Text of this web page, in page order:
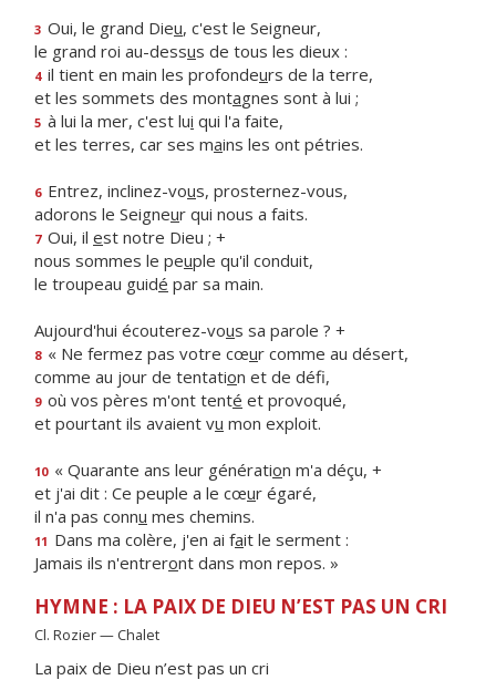
3 Oui, le grand Dieu, c'est le Seigneur,
le grand roi au-dessus de tous les dieux :
4 il tient en main les profondeurs de la terre,
et les sommets des montagnes sont à lui ;
5 à lui la mer, c'est lui qui l'a faite,
et les terres, car ses mains les ont pétries.
6 Entrez, inclinez-vous, prosternez-vous,
adorons le Seigneur qui nous a faits.
7 Oui, il est notre Dieu ; +
nous sommes le peuple qu'il conduit,
le troupeau guidé par sa main.
Aujourd'hui écouterez-vous sa parole ? +
8 « Ne fermez pas votre cœur comme au désert,
comme au jour de tentation et de défi,
9 où vos pères m'ont tenté et provoqué,
et pourtant ils avaient vu mon exploit.
10 « Quarante ans leur génération m'a déçu, +
et j'ai dit : Ce peuple a le cœur égaré,
il n'a pas connu mes chemins.
11 Dans ma colère, j'en ai fait le serment :
Jamais ils n'entreront dans mon repos. »
HYMNE : LA PAIX DE DIEU N’EST PAS UN CRI
Cl. Rozier — Chalet
La paix de Dieu n’est pas un cri